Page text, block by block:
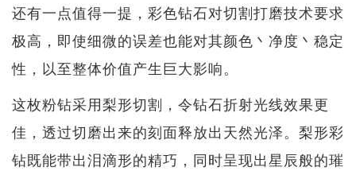
还有一点值得一提，彩色钻石对切割打磨技术要求
极高，即使细微的误差也能对其颜色丶净度丶稳定
性，以至整体价值产生巨大影响。
这枚粉钻采用梨形切割，令钻石折射光线效果更
佳，透过切磨出来的刻面释放出天然光泽。梨形彩
钻既能带出泪滴形的精巧，同时呈现出星辰般的璀